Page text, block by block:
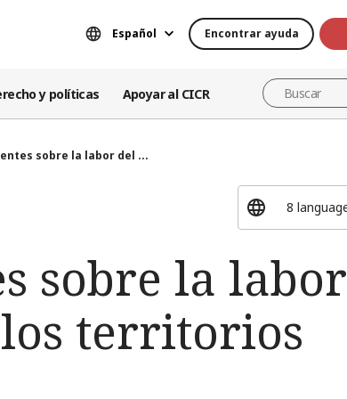
Español Encontrar ayuda
y políticas Apoyar al CICR
sobre la labor del ...
sobre la labor
territorios